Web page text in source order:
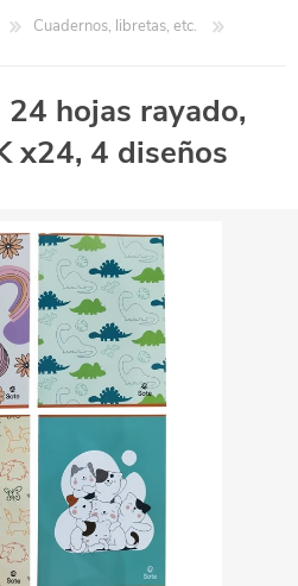
Cuadernos, libretas, etc.
hojas rayado,
x24, 4 diseños